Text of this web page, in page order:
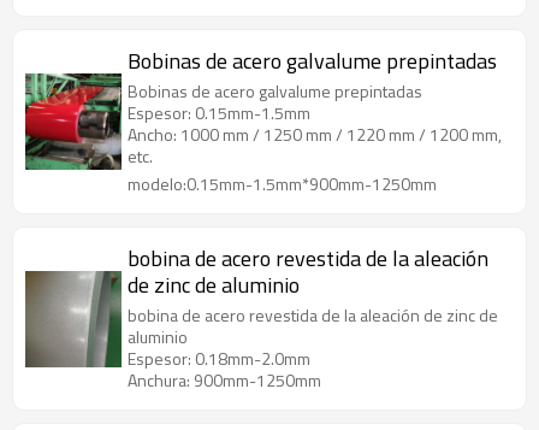
Bobinas de acero galvalume prepintadas
Bobinas de acero galvalume prepintadas
Espesor: 0.15mm-1.5mm
Ancho: 1000 mm / 1250 mm / 1220 mm / 1200 mm,
etc.
modelo:0.15mm-1.5mm*900mm-1250mm
bobina de acero revestida de la aleación
de zinc de aluminio
bobina de acero revestida de la aleación de zinc de
aluminio
Espesor: 0.18mm-2.0mm
Anchura: 900mm-1250mm